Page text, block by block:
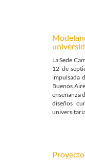
La Sede
12 de
impulsada
Buenos
enseñanza
diseños